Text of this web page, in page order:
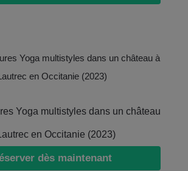
Yoga multistyles dans un château
en Occitanie (2023)
dès maintenant